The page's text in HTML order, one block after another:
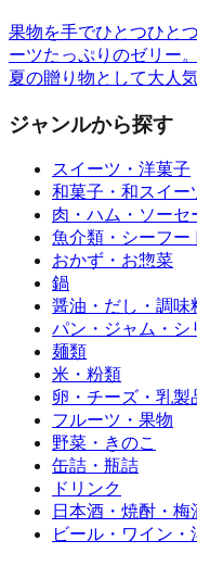
果物を手でひとつひと
ーツたっぷりのゼリー
夏の贈り物として大人
ジャンルから探す
スイーツ・洋菓子
和菓子・和スイー
肉・ハム・ソーセ
魚介類・シーフー
おかず・お惣菜
鍋
醤油・だし・調味
パン・ジャム・シ
麺類
米・粉類
卵・チーズ・乳製
フルーツ・果物
野菜・きのこ
缶詰・瓶詰
ドリンク
日本酒・焼酎・梅
ビール・ワイン・